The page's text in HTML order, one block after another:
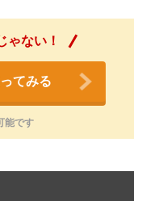
ゃない！
てみる
能です